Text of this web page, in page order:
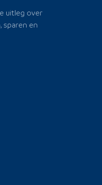
uitleg over
sparen en